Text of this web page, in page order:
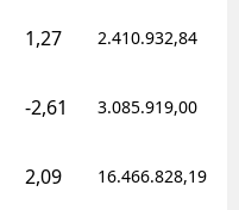
1,27 2.410.932,84
-2,61 3.085.919,00
2,09 16.466.828,19